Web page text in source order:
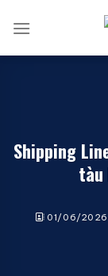
qua
Shipping
tàu
01/06/2026